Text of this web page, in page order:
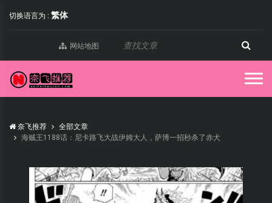
切换语言为 : 繁体
网站地图
奈飞推荐
全部文章
海贼王1188话：尼卡路飞大战伊姆大人，萨博一招秒杀了赤犬